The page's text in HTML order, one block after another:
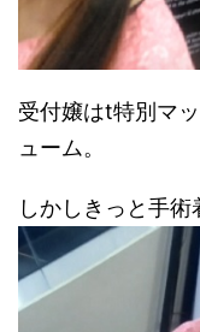
受付嬢はt特別マ
ューム。
しかしきっと手